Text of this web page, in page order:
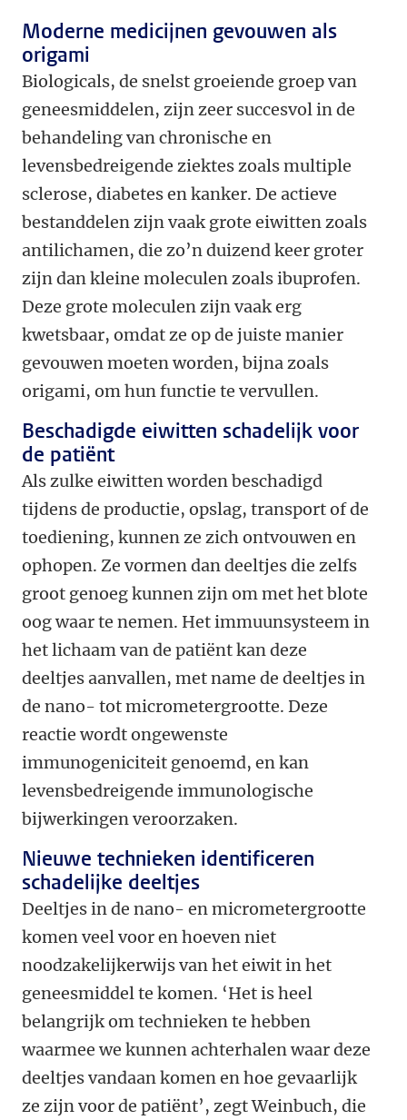
Moderne medicijnen gevouwen als
origami
Biologicals, de snelst groeiende groep van
geneesmiddelen, zijn zeer succesvol in de
behandeling van chronische en
levensbedreigende ziektes zoals multiple
sclerose, diabetes en kanker. De actieve
bestanddelen zijn vaak grote eiwitten zoals
antilichamen, die zo’n duizend keer groter
zijn dan kleine moleculen zoals ibuprofen.
Deze grote moleculen zijn vaak erg
kwetsbaar, omdat ze op de juiste manier
gevouwen moeten worden, bijna zoals
origami, om hun functie te vervullen.
Beschadigde eiwitten schadelijk voor
de patiënt
Als zulke eiwitten worden beschadigd
tijdens de productie, opslag, transport of de
toediening, kunnen ze zich ontvouwen en
ophopen. Ze vormen dan deeltjes die zelfs
groot genoeg kunnen zijn om met het blote
oog waar te nemen. Het immuunsysteem in
het lichaam van de patiënt kan deze
deeltjes aanvallen, met name de deeltjes in
de nano- tot micrometergrootte. Deze
reactie wordt ongewenste
immunogeniciteit genoemd, en kan
levensbedreigende immunologische
bijwerkingen veroorzaken.
Nieuwe technieken identificeren
schadelijke deeltjes
Deeltjes in de nano- en micrometergrootte
komen veel voor en hoeven niet
noodzakelijkerwijs van het eiwit in het
geneesmiddel te komen. ‘Het is heel
belangrijk om technieken te hebben
waarmee we kunnen achterhalen waar deze
deeltjes vandaan komen en hoe gevaarlijk
ze zijn voor de patiënt’, zegt Weinbuch, die